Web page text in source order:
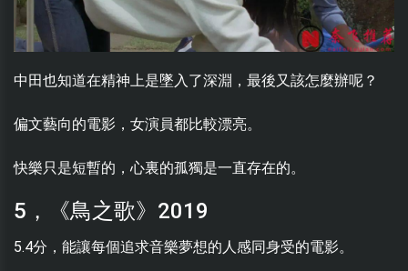
中田也知道在精神上是墜入了深淵，最後又該怎麼辦呢？
偏文藝向的電影，女演員都比較漂亮。
快樂只是短暫的，心裏的孤獨是一直存在的。
5，《鳥之歌》2019
5.4分，能讓每個追求音樂夢想的人感同身受的電影。